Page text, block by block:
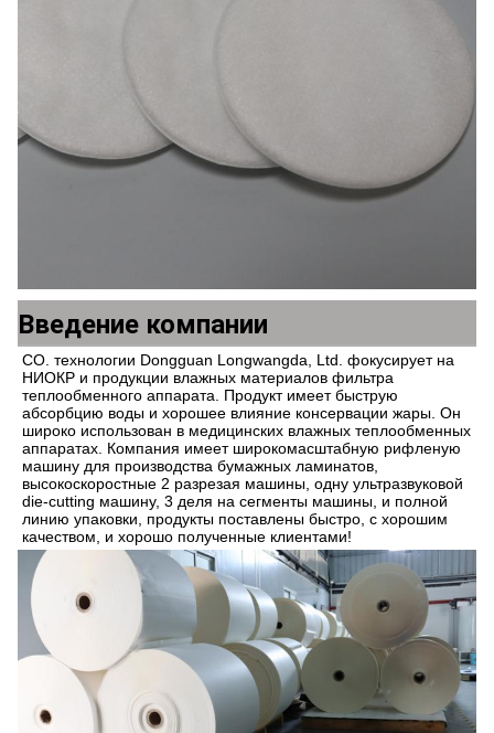
Введение компании
CO. технологии Dongguan Longwangda, Ltd. фокусирует на
НИОКР и продукции влажных материалов фильтра
теплообменного аппарата. Продукт имеет быструю
абсорбцию воды и хорошее влияние консервации жары. Он
широко использован в медицинских влажных теплообменных
аппаратах. Компания имеет широкомасштабную рифленую
машину для производства бумажных ламинатов,
высокоскоростные 2 разрезая машины, одну ультразвуковой
die-cutting машину, 3 деля на сегменты машины, и полной
линию упаковки, продукты поставлены быстро, с хорошим
качеством, и хорошо полученные клиентами!